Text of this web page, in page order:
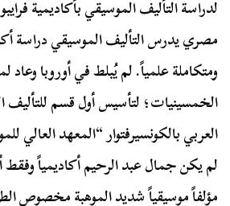
لدراسة التأليف الموسيقي بأكاديمية
مصري يدرس التأليف الموسيقي دراسة
ومتكاملة علمياً. لم يُبلط في أوروبا وعاد
الخمسينيات؛ لتأسيس أول قسم للتأليف
العربي بالكونسيرفتوار “المعهد العالي
لم يكن جمال عبد الرحيم أكاديمياً
مؤلفاً موسيقياً شديد الموهبة مخصوص